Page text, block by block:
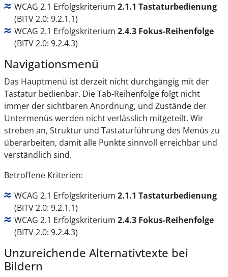
WCAG 2.1 Erfolgskriterium 2.1.1 Tastaturbedienung
(BITV 2.0: 9.2.1.1)
WCAG 2.1 Erfolgskriterium 2.4.3 Fokus-Reihenfolge
(BITV 2.0: 9.2.4.3)
Navigationsmenü
Das Hauptmenü ist derzeit nicht durchgängig mit der
Tastatur bedienbar. Die Tab-Reihenfolge folgt nicht
immer der sichtbaren Anordnung, und Zustände der
Untermenüs werden nicht verlässlich mitgeteilt. Wir
streben an, Struktur und Tastaturführung des Menüs zu
überarbeiten, damit alle Punkte sinnvoll erreichbar und
verständlich sind.
Betroffene Kriterien:
WCAG 2.1 Erfolgskriterium 2.1.1 Tastaturbedienung
(BITV 2.0: 9.2.1.1)
WCAG 2.1 Erfolgskriterium 2.4.3 Fokus-Reihenfolge
(BITV 2.0: 9.2.4.3)
Unzureichende Alternativtexte bei
Bildern